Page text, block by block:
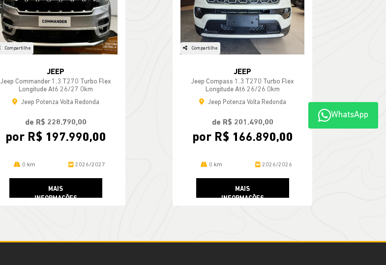
Compartilhe
JEEP
Jeep Commander 1.3 T270 Turbo Flex
Longitude At6 26/27 0km
Jeep Potenza Volta Redonda
de R$ 228.790,00
por R$ 197.990,00
0 km 2026/2027
MAIS
INFORMAÇÕES
Compartilhe
JEEP
Jeep Compass 1.3 T270 Turbo Flex
Longitude At6 26/26 0km
Jeep Potenza Volta Redonda
de R$ 201.490,00
por R$ 166.890,00
0 km 2026/2026
MAIS
INFORMAÇÕES
WhatsApp